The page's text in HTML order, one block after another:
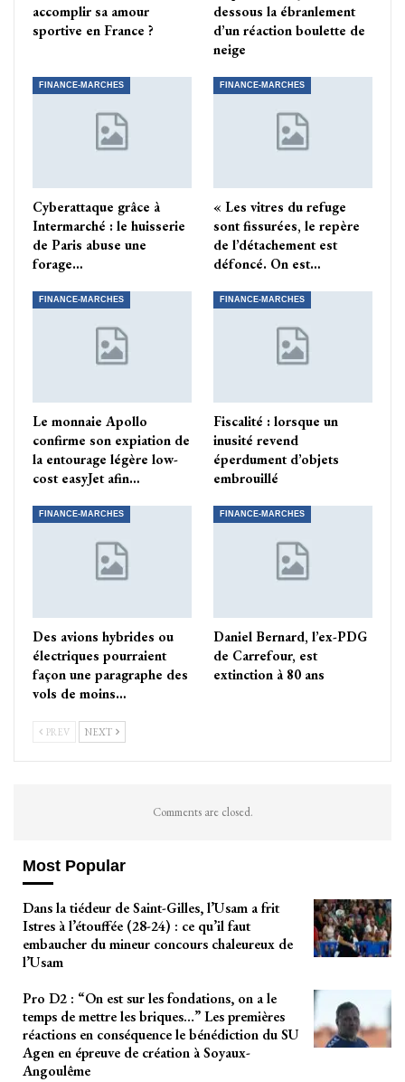
accomplir sa amour
sportive en France ?
dessous la ébranlement
d’un réaction boulette de
neige
FINANCE-MARCHES
Cyberattaque grâce à
Intermarché : le huisserie
de Paris abuse une
forage…
FINANCE-MARCHES
« Les vitres du refuge
sont fissurées, le repère
de l’détachement est
défoncé. On est…
FINANCE-MARCHES
Le monnaie Apollo
confirme son expiation de
la entourage légère low-
cost easyJet afin…
FINANCE-MARCHES
Fiscalité : lorsque un
inusité revend
éperdument d’objets
embrouillé
FINANCE-MARCHES
Des avions hybrides ou
électriques pourraient
façon une paragraphe des
vols de moins…
FINANCE-MARCHES
Daniel Bernard, l’ex-PDG
de Carrefour, est
extinction à 80 ans
PREV NEXT
Comments are closed.
Most Popular
Dans la tiédeur de Saint-Gilles, l’Usam a frit
Istres à l’étouffée (28-24) : ce qu’il faut
embaucher du mineur concours chaleureux de
l’Usam
Pro D2 : “On est sur les fondations, on a le
temps de mettre les briques…” Les premières
réactions en conséquence le bénédiction du SU
Agen en épreuve de création à Soyaux-
Angoulême